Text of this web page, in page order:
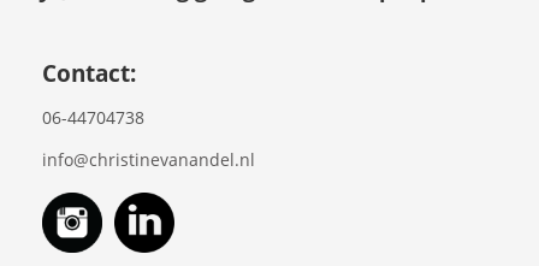
Contact:
06-44704738
info@christinevanandel.nl